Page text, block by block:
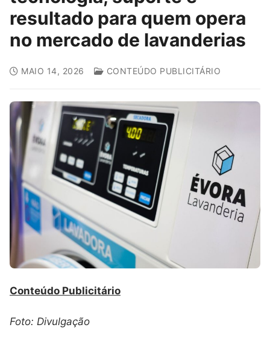
resultado para quem opera
no mercado de lavanderias
MAIO 14, 2026 CONTEÚDO PUBLICITÁRIO
Conteúdo Publicitário
Foto: Divulgação